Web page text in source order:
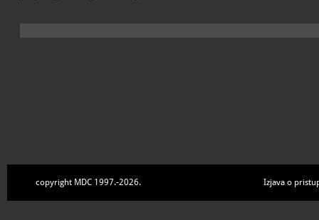
copyright MDC 1997.-2026. Izjava o